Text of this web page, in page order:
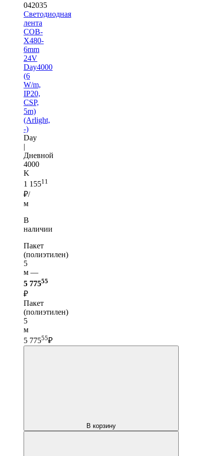
042035
Светодиодная
лента
COB-
X480-
6mm
24V
Day4000
(6
W/m,
IP20,
CSP,
5m)
(Arlight,
-)
Day
|
Дневной
4000
K
1 15511
₽/
м
В
наличии
Пакет
(полиэтилен)
5
м —
5 77555
₽
Пакет
(полиэтилен)
5
м
5 77555₽
В корзину